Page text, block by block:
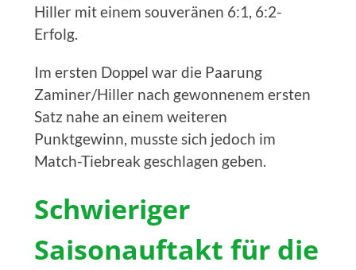
Hiller mit einem souveränen 6:1, 6:2-
Erfolg.
Im ersten Doppel war die Paarung
Zaminer/Hiller nach gewonnenem ersten
Satz nahe an einem weiteren
Punktgewinn, musste sich jedoch im
Match-Tiebreak geschlagen geben.
Schwieriger
Saisonauftakt für die